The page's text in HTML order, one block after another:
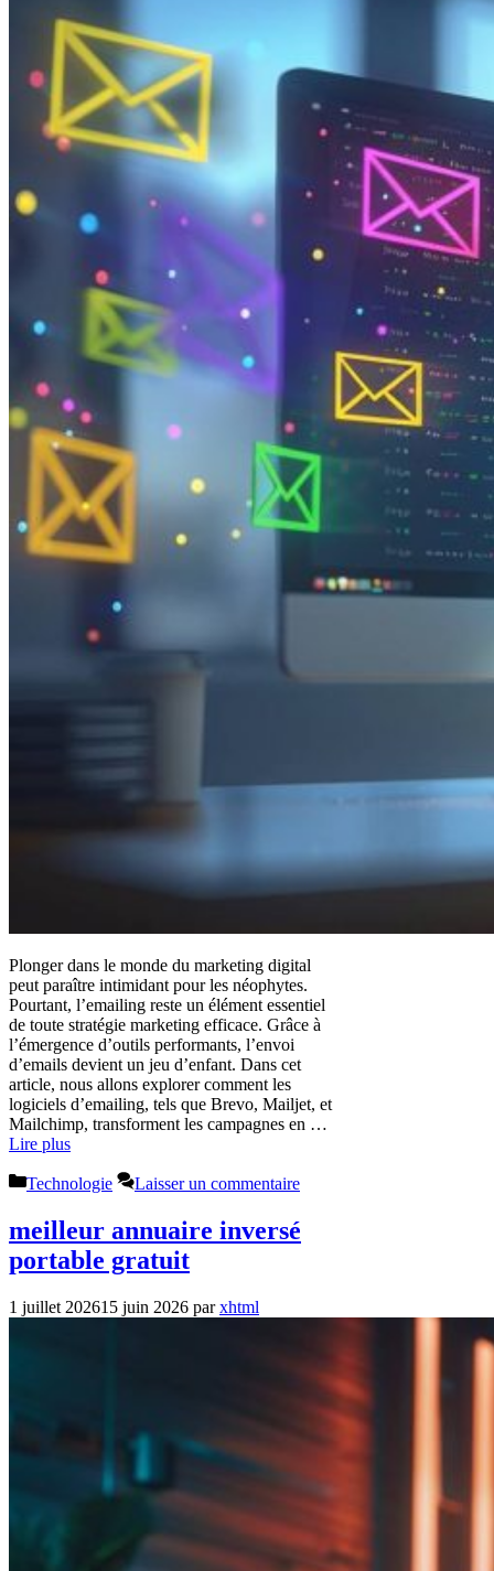
Plonger dans le monde du marketing digital
peut paraître intimidant pour les néophytes.
Pourtant, l’emailing reste un élément essentiel
de toute stratégie marketing efficace. Grâce à
l’émergence d’outils performants, l’envoi
d’emails devient un jeu d’enfant. Dans cet
article, nous allons explorer comment les
logiciels d’emailing, tels que Brevo, Mailjet, et
Mailchimp, transforment les campagnes en …
Lire plus
Catégories
Technologie Laisser un commentaire
meilleur annuaire inversé
portable gratuit
1 juillet 202615 juin 2026 parxhtml